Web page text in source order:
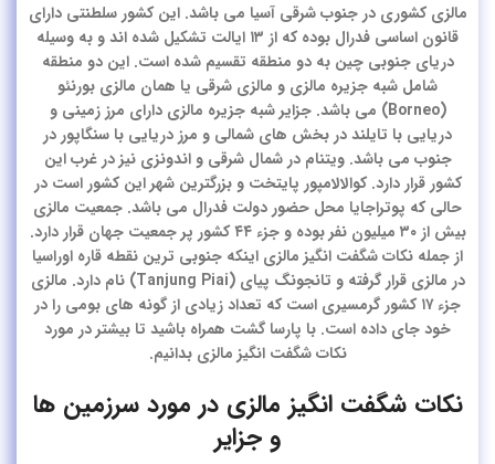
مالزی کشوری در جنوب شرقی آسیا می باشد. این کشور سلطنتی دارای
قانون اساسی فدرال بوده که از ۱۳ ایالت تشکیل شده اند و به وسیله
دریای جنوبی چین به دو منطقه تقسیم شده است. این دو منطقه
شامل شبه جزیره مالزی و مالزی شرقی یا همان مالزی بورنئو
(Borneo) می باشد. جزایر شبه جزیره مالزی دارای مرز زمینی و
دریایی با تایلند در بخش های شمالی و مرز دریایی با سنگاپور در
جنوب می باشد. ویتنام در شمال شرقی و اندونزی نیز در غرب این
کشور قرار دارد. کوالالامپور پایتخت و بزرگترین شهر این کشور است در
حالی که پوتراجایا محل حضور دولت فدرال می باشد. جمعیت مالزی
بیش از ۳۰ میلیون نفر بوده و جزء ۴۴ کشور پر جمعیت جهان قرار دارد.
از جمله نکات شگفت انگیز مالزی اینکه جنوبی ترین نقطه قاره اوراسیا
در مالزی قرار گرفته و تانجونگ پیای (Tanjung Piai) نام دارد. مالزی
جزء ۱۷ کشور گرمسیری است که تعداد زیادی از گونه های بومی را در
خود جای داده است. با پارسا گشت همراه باشید تا بیشتر در مورد
نکات شگفت انگیز مالزی بدانیم.
نکات شگفت انگیز مالزی در مورد سرزمین ها
و جزایر